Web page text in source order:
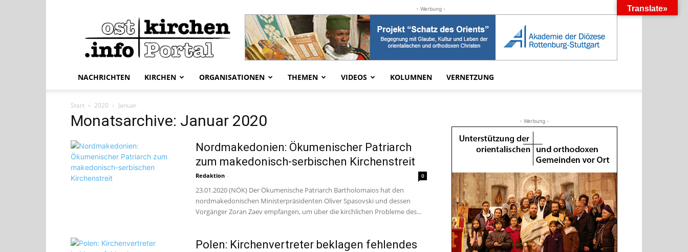
ostkirchen.info
- Werbung -
NACHRICHTEN KIRCHEN ORGANISATIONEN THEMEN VIDEOS KOLUMNEN VERNETZUNG
Start 2020 Januar
Monatsarchive: Januar 2020
Nordmakedonien: Ökumenischer Patriarch
zum makedonisch-serbischen Kirchenstreit
Redaktion - 0
23.01.2020 (NÖK) Der Ökumenische Patriarch Bartholomaios hat den
nordmakedonischen Ministerpräsidenten Oliver Spasovski und dessen
Vorgänger Zoran Zaev empfangen, um über die kirchlichen Probleme des...
Polen: Kirchenvertreter beklagen fehlendes
- Werbung -
Translate»